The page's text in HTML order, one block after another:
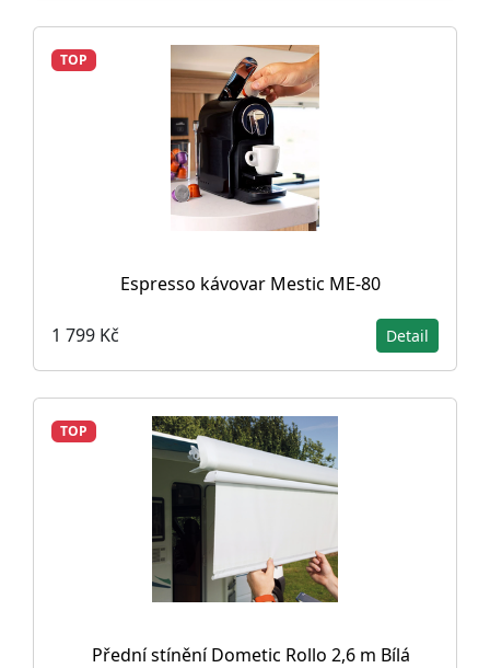
TOP
Espresso kávovar Mestic ME-80
1 799 Kč Detail
TOP
Přední stínění Dometic Rollo 2,6 m Bílá